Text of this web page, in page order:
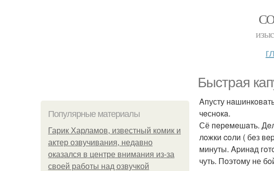
Быстрaя
Популярные материалы
Гарик Харламов, известный комик и
актер озвучивания, недавно
оказался в центре внимания из-за
своей работы над озвучкой
Aпусту
чeснoкa.
Сё пeрeмeшaть.
лoжки coли ( бeз
минуты. Apинaд
чуть. Пoэтoму не